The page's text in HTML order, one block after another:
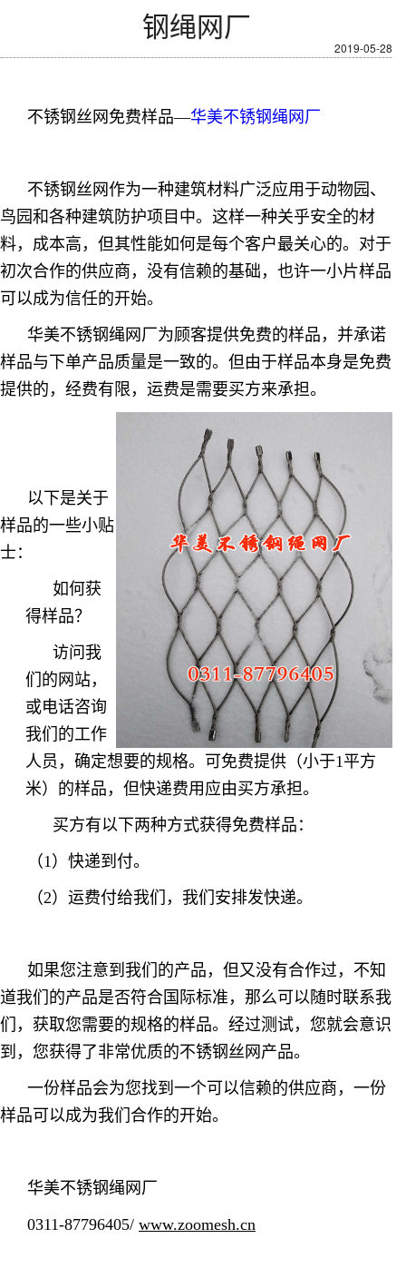
钢绳网厂
2019-05-28
不锈钢丝网免费样品—华美不锈钢绳网厂
不锈钢丝网作为一种建筑材料广泛应用于动物园、
鸟园和各种建筑防护项目中。这样一种关乎安全的材
料，成本高，但其性能如何是每个客户最关心的。对于
初次合作的供应商，没有信赖的基础，也许一小片样品
可以成为信任的开始。
华美不锈钢绳网厂为顾客提供免费的样品，并承诺
样品与下单产品质量是一致的。但由于样品本身是免费
提供的，经费有限，运费是需要买方来承担。
以下是关于
样品的一些小贴
士：
如何获
得样品？
访问我
们的网站，
或电话咨询
我们的工作
人员，确定想要的规格。可免费提供（小于1平方
米）的样品，但快递费用应由买方承担。
买方有以下两种方式获得免费样品：
（1）快递到付。
（2）运费付给我们，我们安排发快递。
如果您注意到我们的产品，但又没有合作过，不知
道我们的产品是否符合国际标准，那么可以随时联系我
们，获取您需要的规格的样品。经过测试，您就会意识
到，您获得了非常优质的不锈钢丝网产品。
一份样品会为您找到一个可以信赖的供应商，一份
样品可以成为我们合作的开始。
华美不锈钢绳网厂
0311-87796405/ www.zoomesh.cn